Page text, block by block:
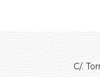
C/.